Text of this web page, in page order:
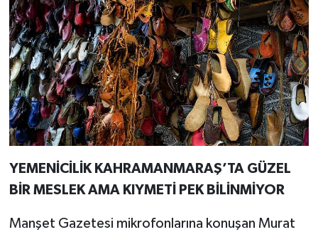
YEMENİCİLİK KAHRAMANMARAŞ’TA GÜZEL
BİR MESLEK AMA KIYMETİ PEK BİLİNMİYOR
Manşet Gazetesi mikrofonlarına konuşan Murat